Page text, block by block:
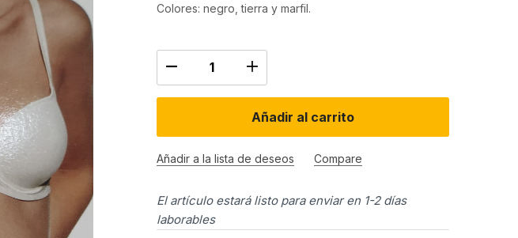
Colores: negro, tierra y marfil.
Añadir al carrito
Añadir a la lista de deseos Compare
El artículo estará listo para enviar en 1-2 días
laborables